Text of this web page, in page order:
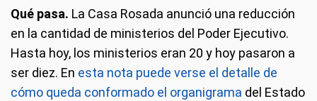
Qué pasa. La Casa Rosada anunció una reducción
en la cantidad de ministerios del Poder Ejecutivo.
Hasta hoy, los ministerios eran 20 y hoy pasaron a
ser diez. En esta nota puede verse el detalle de
cómo queda conformado el organigrama del Estado